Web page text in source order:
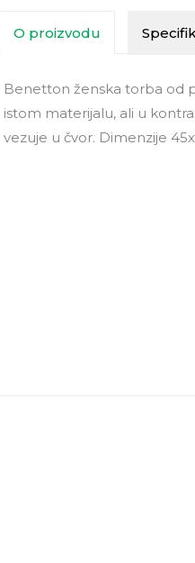
O proizvodu
Benetton ženska torba od
istom materijalu, ali u
vezuje u čvor. Dimenzije